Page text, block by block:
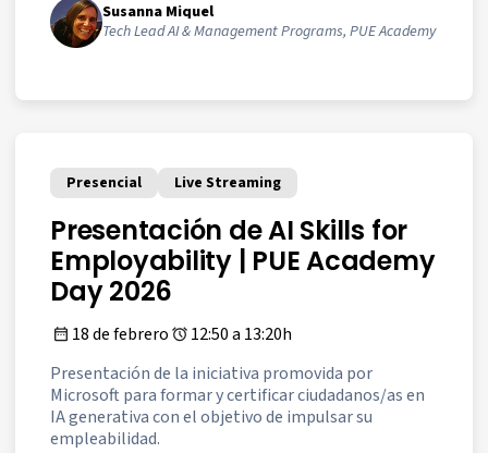
Susanna Miquel
Tech Lead AI & Management Programs, PUE Academy
Presencial Live Streaming
Presentación de AI Skills for
Employability | PUE Academy
Day 2026
18 de febrero
12:50 a 13:20h
Presentación de la iniciativa promovida por
Microsoft para formar y certificar ciudadanos/as en
IA generativa con el objetivo de impulsar su
empleabilidad.